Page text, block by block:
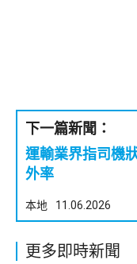
下一篇新聞：
運輸業界指司機
外率
本地 11.06.2026
更多即時新聞